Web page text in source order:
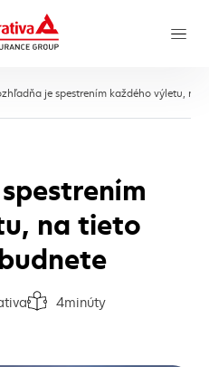
je spestrením každého výletu, na
na tieto
Čas na prečítanie článku:
4minúty